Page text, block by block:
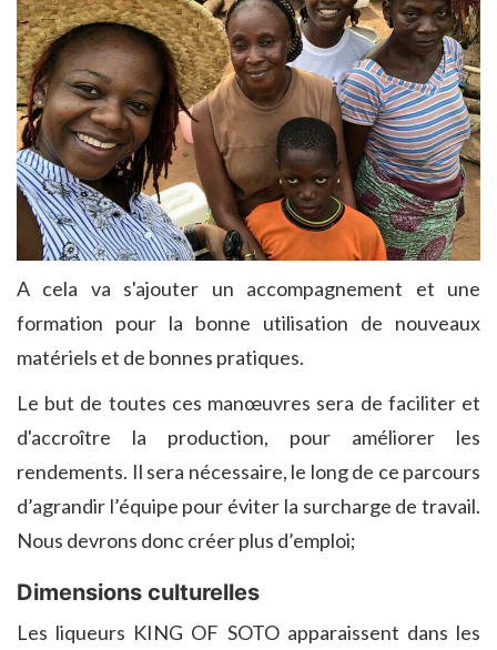
A cela va s'ajouter un accompagnement et une
formation pour la bonne utilisation de nouveaux
matériels et de bonnes pratiques.
Le but de toutes ces manœuvres sera de faciliter et
d'accroître la production, pour améliorer les
rendements. Il sera nécessaire, le long de ce parcours
d’agrandir l’équipe pour éviter la surcharge de travail.
Nous devrons donc créer plus d’emploi;
Dimensions culturelles
Les liqueurs KING OF SOTO apparaissent dans les